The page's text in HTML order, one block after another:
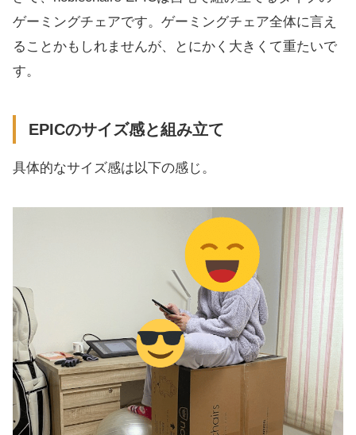
ゲーミングチェアです。ゲーミングチェア全体に言え
ることかもしれませんが、とにかく大きくて重たいで
す。
EPICのサイズ感と組み立て
具体的なサイズ感は以下の感じ。